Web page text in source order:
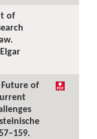
of
Future of